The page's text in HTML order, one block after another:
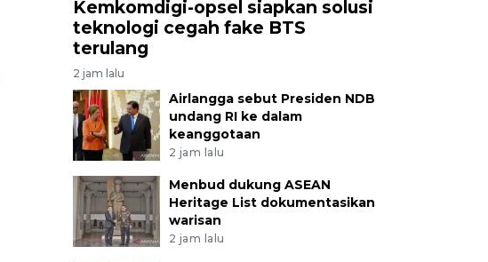
Kemkomdigi-opsel siapkan solusi
teknologi cegah fake BTS
terulang
2 jam lalu
Airlangga sebut Presiden NDB
undang RI ke dalam
keanggotaan
2 jam lalu
Menbud dukung ASEAN
Heritage List dokumentasikan
warisan
2 jam lalu